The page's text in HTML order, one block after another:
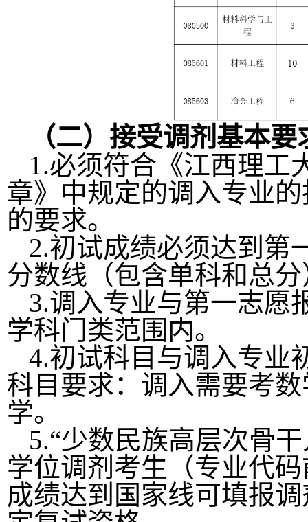
（二）接受调剂基本要
1.必须符合《江西理工
章》中规定的调入专业
的要求。
2.初试成绩必须达到第
分数线（包含单科和总
3.调入专业与第一志愿
学科门类范围内。
4.初试科目与调入专业
科目要求：调入需要考
学。
5.“少数民族高层次骨
学位调剂考生（专业代
成绩达到国家线可填报